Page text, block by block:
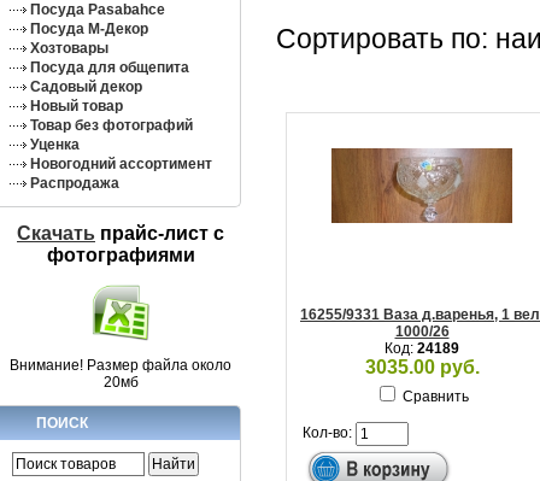
Посуда Pasabahce
Посуда М-Декор
Хозтовары
Посуда для общепита
Садовый декор
Новый товар
Товар без фотографий
Уценка
Новогодний ассортимент
Распродажа
Скачать прайс-лист c
фотографиями
Внимание! Размер файла около
20мб
ПОИСК
Сортировать по:
16255/9331 Ваза д.варенья, 1
1000/26
Код: 24189
3035.00 руб.
Сравнить
Кол-во: